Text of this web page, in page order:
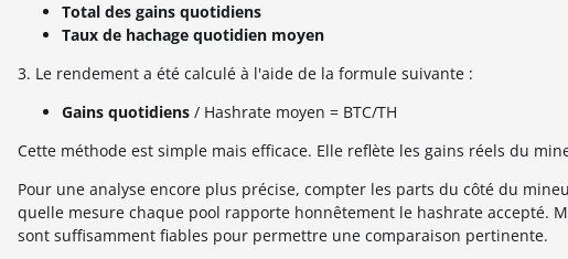
Total des gains quotidiens
Taux de hachage quotidien moyen
3. Le rendement a été calculé à l'aide de la formule suivante :
Gains quotidiens / Hashrate moyen = BTC/TH
Cette méthode est simple mais efficace. Elle reflète les gains réels du
Pour une analyse encore plus précise, compter les parts du côté du
quelle mesure chaque pool rapporte honnêtement le hashrate accepté.
sont suffisamment fiables pour permettre une comparaison pertinente.